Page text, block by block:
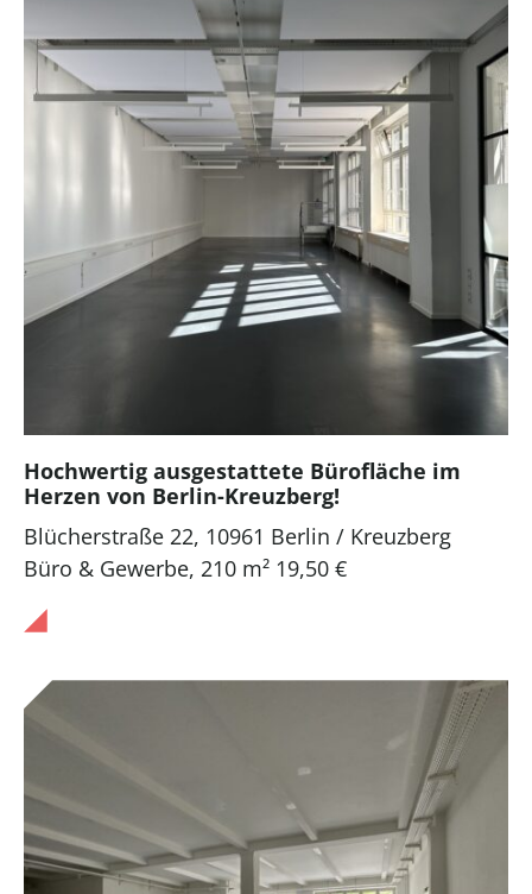
Hochwertig ausgestattete Bürofläche im
Herzen von Berlin-Kreuzberg!
Blücherstraße 22, 10961 Berlin / Kreuzberg
Büro & Gewerbe, 210 m² 19,50 €